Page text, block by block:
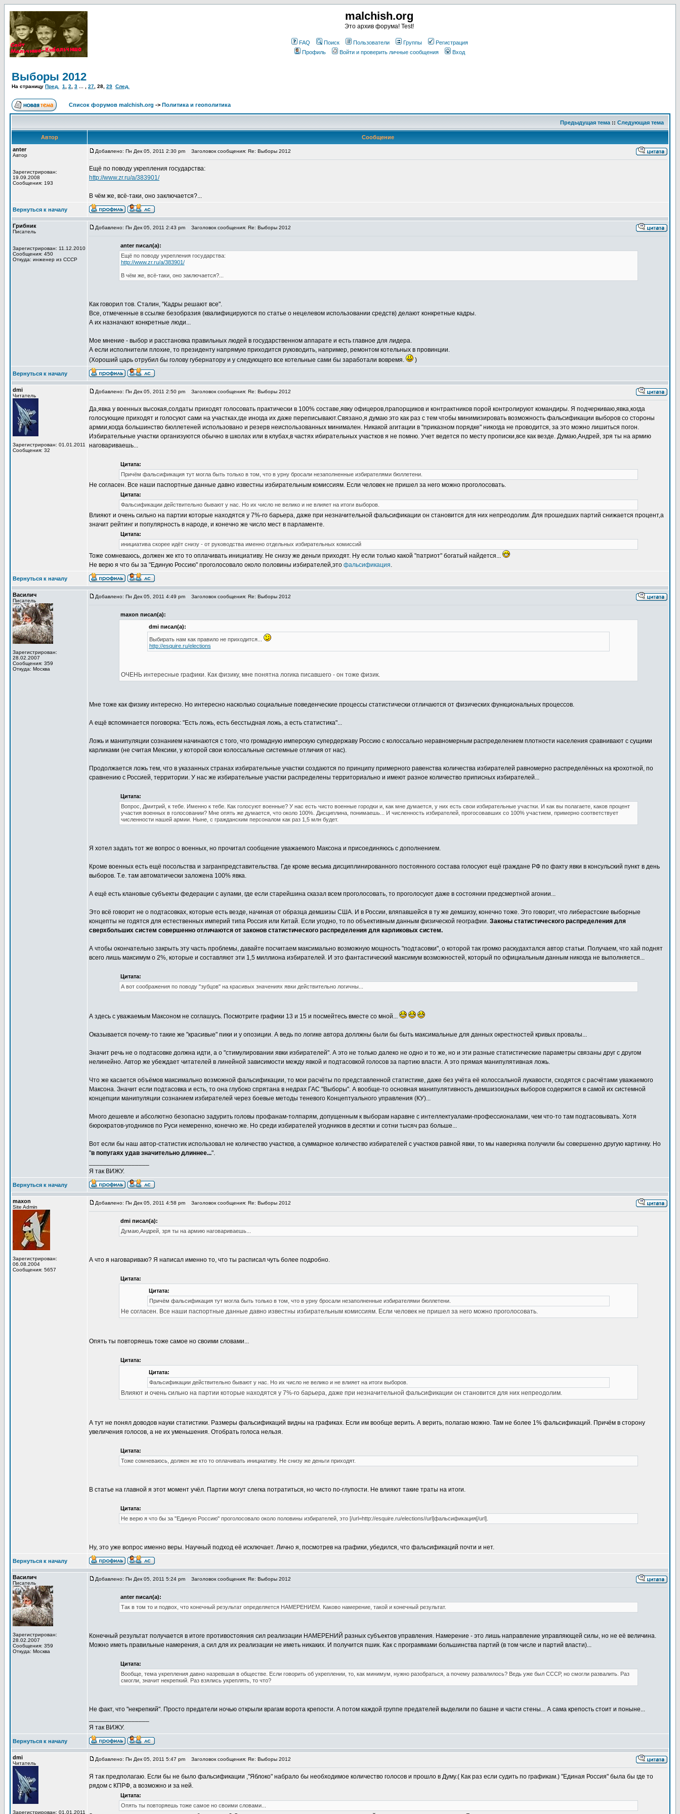
malchish.org
Это архив форума! Test!
FAQ Поиск Пользователи Группы
Регистрация
Профиль
Войти и проверить личные сообщения Вход
Выборы 2012
На страницу Пред. 1 2 3 27 28 29 След.
Список форумов malchish.org -> Политика и геополитика
Предыдущая тема :: Следующая тема
Автор
Сообщение
anter
Автор
Зарегистрирован:
19.09.2008
Сообщения: 193
Добавлено: Пн Дек 05, 2011 2:30 pm Заголовок сообщения: Re: Выборы 2012
Ещё по поводу укрепления государства:
http://www.zr.ru/a/383901/
В чём же, всё-таки, оно заключается?...
Вернуться к началу
Грибник
Писатель
Зарегистрирован: 11.12.2010
Сообщения: 450
Откуда: инженер из СССР
Добавлено: Пн Дек 05, 2011 2:43 pm Заголовок сообщения: Re: Выборы 2012
anter писал(а):
Ещё по поводу укрепления государства:
http://www.zr.ru/a/383901/
В чём же, всё-таки, оно заключается?...
Как говорил тов. Сталин, "Кадры решают все".
Все, отмеченные в ссылке безобразия (квалифицируются по статье о нецелевом использовании средств) делают конкретные кадры.
А их назначают конкретные люди...
Мое мнение - выбор и расстановка правильных людей в государственном аппарате и есть главное для лидера.
А если исполнители плохие, то президенту напрямую приходится руководить, например, ремонтом котельных в провинции.
(Хороший царь отрубил бы голову губернатору и у следующего все котельные сами бы заработали вовремя.
)
Вернуться к началу
dmi
Читатель
Зарегистрирован: 01.01.2011
Сообщения: 32
Добавлено: Пн Дек 05, 2011 2:50 pm Заголовок сообщения: Re: Выборы 2012
Да,явка у военных высокая,солдаты приходят голосовать практически в 100% составе,явку офицеров,прапорщиков и контрактников порой контролируют командиры. Я подчеркиваю,явка,когда
голосующие приходят и голосуют сами на участках,где иногда их даже переписывают.Связано,я думаю это как раз с тем чтобы минимизировать возможность фальсификации выборов со стороны
армии,когда большинство бюллетеней использовано и резерв неиспользованных минимален. Никакой агитации в "приказном порядке" никогда не проводится, за это можно лишиться погон.
Избирательные участки организуются обычно в школах или в клубах,в частях ибирательных участков я не помню. Учет ведется по месту прописки,все как везде. Думаю,Андрей, зря ты на армию
наговариваешь...
Цитата:
Причём фальсификация тут могла быть только в том, что в урну бросали незаполненные избирателями бюллетени.
Не согласен. Все наши паспортные данные давно известны избирательным комиссиям. Если человек не пришел за него можно проголосовать.
Цитата:
Фальсификации действительно бывают у нас. Но их число не велико и не влияет на итоги выборов.
Влияют и очень сильно на партии которые находятся у 7%-го барьера, даже при незначительной фальсификации он становится для них непреодолим. Для прошедших партий снижается процент,а
значит рейтинг и популярность в народе, и конечно же число мест в парламенте.
Цитата:
инициатива скорее идёт снизу - от руководства именно отдельных избирательных комиссий
Тоже сомневаюсь, должен же кто то оплачивать инициативу. Не снизу же деньги приходят. Ну если только какой "патриот" богатый найдется...
Не верю я что бы за "Единую Россию" проголосовало около половины избирателей,это фальсификация.
Вернуться к началу
Василич
Писатель
Зарегистрирован:
28.02.2007
Сообщения: 359
Откуда: Москва
Добавлено: Пн Дек 05, 2011 4:49 pm Заголовок сообщения: Re: Выборы 2012
maxon писал(а):
dmi писал(а):
Выбирать нам как правило не приходится...
http://esquire.ru/elections
ОЧЕНЬ интересные графики. Как физику, мне понятна логика писавшего - он тоже физик.
Мне тоже как физику интересно. Но интересно насколько социальные поведенческие процессы статистически отличаются от физических функциональных процессов.
А ещё вспоминается поговорка: "Есть ложь, есть бесстыдная ложь, а есть статистика"...
Ложь и манипуляции сознанием начинаются с того, что громадную имперскую супердержаву Россию с колоссально неравномерным распределением плотности населения сравнивают с сущими
карликами (не считая Мексики, у которой свои колоссальные системные отличия от нас).
Продолжается ложь тем, что в указанных странах избирательные участки создаются по принципу примерного равенства количества избирателей равномерно распределённых на крохотной, по
сравнению с Россией, территории. У нас же избирательные участки распределены территориально и имеют разное количество приписных избирателей...
Цитата:
Вопрос, Дмитрий, к тебе. Именно к тебе. Как голосуют военные? У нас есть чисто военные городки и, как мне думается, у них есть свои избирательные участки. И как вы полагаете, каков процент
участия военных в голосовании? Мне опять же думается, что около 100%. Дисциплина, понимаешь... И численность избирателей, прогосовавших со 100% участием, примерно соответствует
численности нашей армии. Ныне, с гражданским персоналом как раз 1,5 млн будет.
Я хотел задать тот же вопрос о военных, но прочитал сообщение уважаемого Максона и присоединяюсь с дополнением.
Кроме военных есть ещё посольства и загранпредставительства. Где кроме весьма дисциплинированного постоянного состава голосуют ещё граждане РФ по факту явки в консульский пункт в день
выборов. Т.е. там автоматически заложена 100% явка.
А ещё есть клановые субъекты федерации с аулами, где если старейшина сказал всем проголосовать, то проголосуют даже в состоянии предсмертной агонии...
Это всё говорит не о подтасовках, которые есть везде, начиная от образца демшизы США. И в России, вляпавшейся в ту же демшизу, конечно тоже. Это говорит, что либерастские выборные
концепты не годятся для естественных империй типа Россия или Китай. Если угодно, то по объективным данным физической географии. Законы статистического распределения для
сверхбольших систем совершенно отличаются от законов статистического распределения для карликовых систем.
А чтобы окончательно закрыть эту часть проблемы, давайте посчитаем максимально возможную мощность "подтасовки", о которой так громко раскудахтался автор статьи. Получаем, что хай поднят
всего лишь максимум о 2%, которые и составляют эти 1,5 миллиона избирателей. И это фантастический максимум возможностей, который по официальным данным никогда не выполняется...
Цитата:
А вот соображения по поводу "зубцов" на красивых значениях явки действительно логичны...
А здесь с уважаемым Максоном не соглашусь. Посмотрите графики 13 и 15 и посмейтесь вместе со мной...
Оказывается почему-то такие же "красивые" пики и у опозиции. А ведь по логике автора доллжны были бы быть максимальные для данных окрестностей кривых провалы...
Значит речь не о подтасовке должна идти, а о "стимулировании явки избирателей". А это не только далеко не одно и то же, но и эти разные статистические параметры связаны друг с другом
нелинейно. Автор же убеждает читателей в линейной зависимости между явкой и подтасовкой голосов за партию власти. А это прямая манипулятивная ложь.
Что же касается объёмов максимально возможной фальсификации, то мои расчёты по представленной статистике, даже без учёта её колоссальной лукавости, сходятся с расчётами уважаемого
Максона. Значит если подтасовка и есть, то она глубоко спрятана в недрах ГАС "Выборы". А вообще-то основная манипулятивность демшизоидных выборов содержится в самой их системной
концепции манипуляции сознанием избирателей через боевые методы теневого Концептуального управления (КУ)...
Много дешевле и абсолютно безопасно задурить головы профанам-толпарям, допущенным к выборам наравне с интеллектуалами-профессионалами, чем что-то там подтасовывать. Хотя
бюрократов-угодников по Руси немеренно, конечно же. Но среди избирателей угодников в десятки и сотни тысяч раз больше...
Вот если бы наш автор-статистик использовал не количество участков, а суммарное количество избирателей с участков равной явки, то мы наверняка получили бы совершенно другую картинку. Но
"в попугаях удав значительно длиннее...".
Я так ВИЖУ.
Вернуться к началу
maxon
Site Admin
Зарегистрирован:
06.08.2004
Сообщения: 5657
Добавлено: Пн Дек 05, 2011 4:58 pm Заголовок сообщения: Re: Выборы 2012
dmi писал(а):
Думаю,Андрей, зря ты на армию наговариваешь...
А что я наговариваю? Я написал именно то, что ты расписал чуть более подробно.
Цитата:
Цитата:
Причём фальсификация тут могла быть только в том, что в урну бросали незаполненные избирателями бюллетени.
Не согласен. Все наши паспортные данные давно известны избирательным комиссиям. Если человек не пришел за него можно проголосовать.
Опять ты повторяешь тоже самое но своими словами...
Цитата:
Цитата:
Фальсификации действительно бывают у нас. Но их число не велико и не влияет на итоги выборов.
Влияют и очень сильно на партии которые находятся у 7%-го барьера, даже при незначительной фальсификации он становится для них непреодолим.
А тут не понял доводов науки статистики. Размеры фальсификаций видны на графиках. Если им вообще верить. А верить, полагаю можно. Там не более 1% фальсификаций. Причём в сторону
увеличения голосов, а не их уменьшения. Отобрать голоса нельзя.
Цитата:
Тоже сомневаюсь, должен же кто то оплачивать инициативу. Не снизу же деньги приходят.
В статье на главной я этот момент учёл. Партии могут слегка потратиться, но чисто по-глупости. Не влияют такие траты на итоги.
Цитата:
Не верю я что бы за "Единую Россию" проголосовало около половины избирателей, это [/url=http://esquire.ru/elections//url]фальсификация[/url].
Ну, это уже вопрос именно веры. Научный подход её исключает. Лично я, посмотрев на графики, убедился, что фальсификаций почти и нет.
Вернуться к началу
Василич
Писатель
Зарегистрирован:
28.02.2007
Сообщения: 359
Откуда: Москва
Добавлено: Пн Дек 05, 2011 5:24 pm Заголовок сообщения: Re: Выборы 2012
anter писал(а):
Так в том то и подвох, что конечный результат определяется НАМЕРЕНИЕМ. Каково намерение, такой и конечный результат.
Конечный результат получается в итоге противостояния сил реализации НАМЕРЕНИЙ разных субъектов управления. Намерение - это лишь направление управляющей силы, но не её величина.
Можно иметь правильные намерения, а сил для их реализации не иметь никаких. И получится пшик. Как с программами большинства партий (в том числе и партий власти)...
Цитата:
Вообще, тема укрепления давно назревшая в обществе. Если говорить об укреплении, то, как минимум, нужно разобраться, а почему развалилось? Ведь уже был СССР, но смогли развалить. Раз
смогли, значит некрепкий. Раз взялись укреплять, то что?
Не факт, что "некрепкий". Просто предатели ночью открыли врагам ворота крепости. А потом каждой группе предателей выделили по башне и части стены... А сама крепость стоит и поныне...
Я так ВИЖУ.
Вернуться к началу
dmi
Читатель
Зарегистрирован: 01.01.2011
Добавлено: Пн Дек 05, 2011 5:47 pm Заголовок сообщения: Re: Выборы 2012
Я так предполагаю. Если бы не было фальсификации ,"Яблоко" набрало бы необходимое количество голосов и прошло в Думу.( Как раз если судить по графикам.) "Единая Россия" была бы где то
рядом с КПРФ, а возможно и за ней.
Цитата:
Опять ты повторяешь тоже самое но своими словами...